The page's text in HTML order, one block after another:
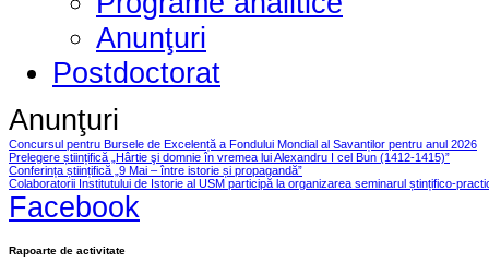
Anunţuri
Postdoctorat
Anunţuri
Concursul pentru Bursele de Excelență a Fondului Mondial al Savanților pentru anul 2026
Prelegere științifică „Hârtie şi domnie în vremea lui Alexandru I cel Bun (1412-1415)”
Conferința științifică „9 Mai – între istorie și propagandă”
Colaboratorii Institutului de Istorie al USM participă la organizarea seminarul ștințifico-
Facebook
Rapoarte de activitate